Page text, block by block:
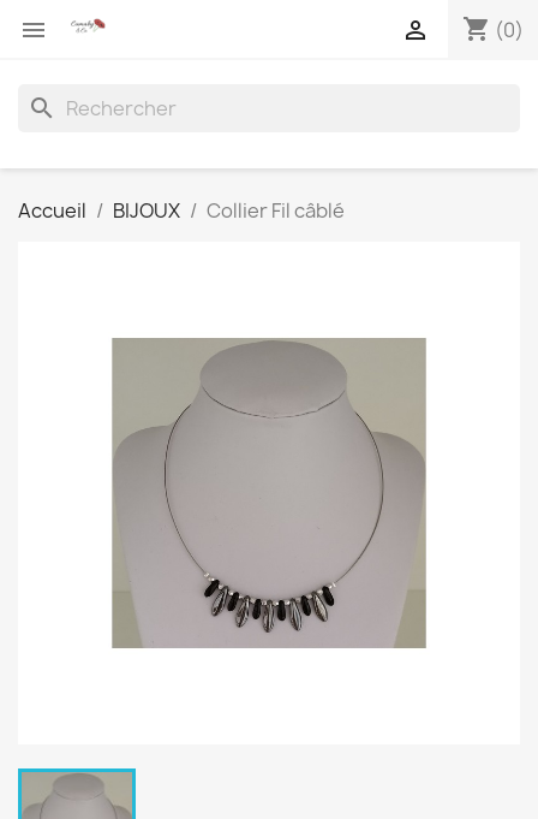
 shopping_cart (0)

search
Accueil BIJOUX Collier Fil câblé